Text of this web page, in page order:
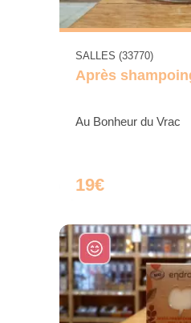
SALLES (33770)
Après
Au Bonheur du Vrac
19€